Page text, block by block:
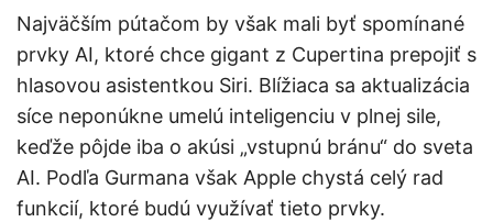
Najväčším pútačom by však mali byť spomínané
prvky AI, ktoré chce gigant z Cupertina prepojiť s
hlasovou asistentkou Siri. Blížiaca sa aktualizácia
síce neponúkne umelú inteligenciu v plnej sile,
keďže pôjde iba o akúsi „vstupnú bránu“ do sveta
AI. Podľa Gurmana však Apple chystá celý rad
funkcií, ktoré budú využívať tieto prvky.